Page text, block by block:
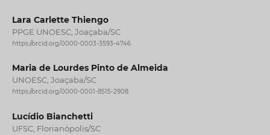
Lara Carlette Thiengo
PPGE UNOESC, Joaçaba/SC
https://orcid.org/0000-0003-3593-4746
Maria de Lourdes Pinto de Almeida
UNOESC, Joaçaba/SC
https://orcid.org/0000-0001-8515-2908
Lucídio Bianchetti
UFSC, Florianópolis/SC